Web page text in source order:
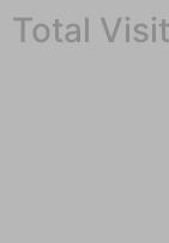
Total